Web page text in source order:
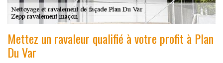
Mettez un ravaleur qualifié à votre profit à Plan
Du Var